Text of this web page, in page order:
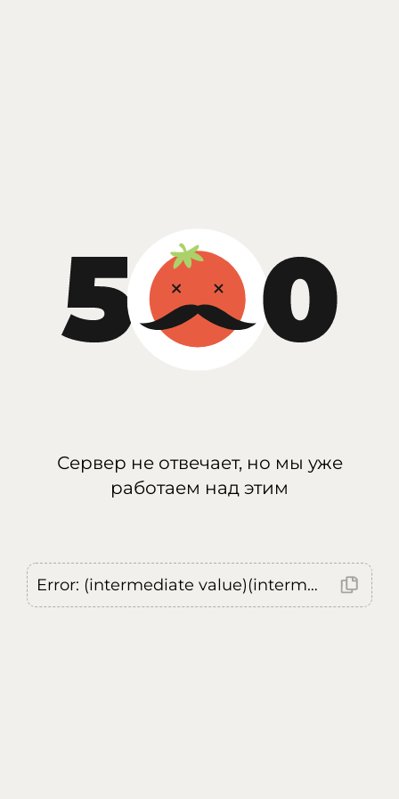
Сервер не отвечает, но мы уже
работаем над этим
Error: (intermediate value)(intermediate value)(intermediate value).replaceAll is not a function